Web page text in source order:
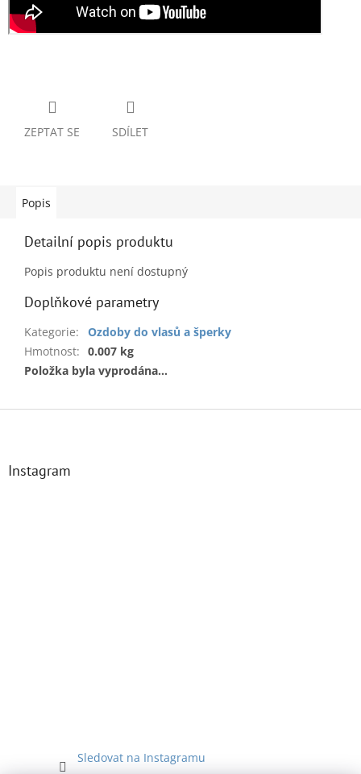
ZEPTAT SE SDÍLET
Popis
Detailní popis produktu
Popis produktu není dostupný
Doplňkové parametry
Kategorie:
Ozdoby do vlasů a šperky
Hmotnost: 0.007 kg
Položka byla vyprodána…
Z
Instagram
Sledovat na Instagramu